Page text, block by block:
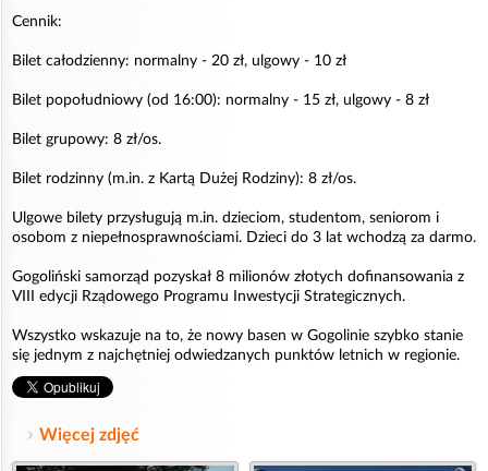
Cennik:
Bilet całodzienny: normalny - 20 zł, ulgowy - 10 zł
Bilet popołudniowy (od 16:00): normalny - 15 zł, ulgowy - 8 zł
Bilet grupowy: 8 zł/os.
Bilet rodzinny (m.in. z Kartą Dużej Rodziny): 8 zł/os.
Ulgowe bilety przysługują m.in. dzieciom, studentom, seniorom i
osobom z niepełnosprawnościami. Dzieci do 3 lat wchodzą za darmo.
Gogoliński samorząd pozyskał 8 milionów złotych dofinansowania z
VIII edycji Rządowego Programu Inwestycji Strategicznych.
Wszystko wskazuje na to, że nowy basen w Gogolinie szybko stanie
się jednym z najchętniej odwiedzanych punktów letnich w regionie.
Więcej zdjęć